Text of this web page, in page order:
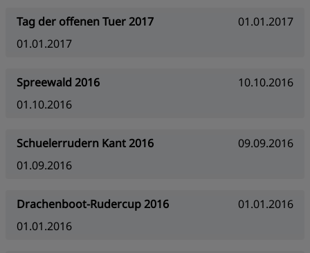
Tag der offenen Tuer 2017
01.01.2017
01.01.2017
Spreewald 2016
10.10.2016
01.10.2016
Schuelerrudern Kant 2016
09.09.2016
01.09.2016
Drachenboot-Rudercup 2016
01.01.2016
01.01.2016